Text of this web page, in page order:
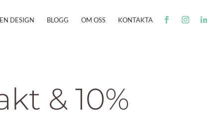
DESIGN BLOGG OM OSS KONTAKTA
& 10%